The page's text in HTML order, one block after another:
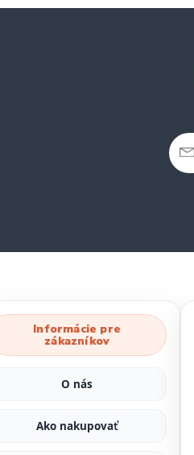
Informácie pre
zákazníkov
O nás
Ako nakupovať